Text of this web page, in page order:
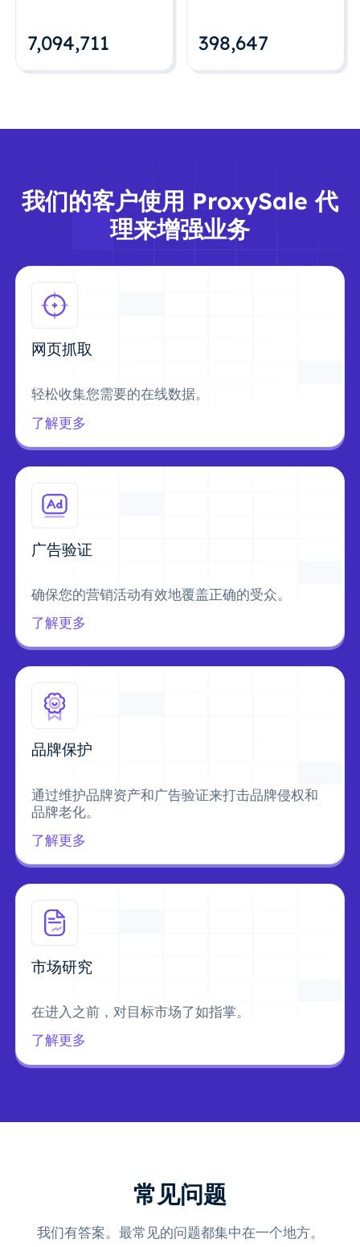
7,094,712 398,648
我们的客户使用 ProxySale 代
理来增强业务
网页抓取
轻松收集您需要的在线数据。
了解更多
广告验证
确保您的营销活动有效地覆盖正确的受众。
了解更多
品牌保护
通过维护品牌资产和广告验证来打击品牌侵权和
品牌老化。
了解更多
市场研究
在进入之前，对目标市场了如指掌。
了解更多
常见问题
我们有答案。最常见的问题都集中在一个地方。